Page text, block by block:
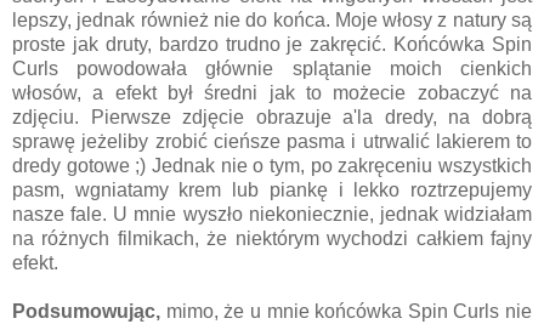
lepszy, jednak również nie do końca. Moje włosy z natury są
proste jak druty, bardzo trudno je zakręcić. Końcówka Spin
Curls powodowała głównie splątanie moich cienkich
włosów, a efekt był średni jak to możecie zobaczyć na
zdjęciu. Pierwsze zdjęcie obrazuje a'la dredy, na dobrą
sprawę jeżeliby zrobić cieńsze pasma i utrwalić lakierem to
dredy gotowe ;) Jednak nie o tym, po zakręceniu wszystkich
pasm, wgniatamy krem lub piankę i lekko roztrzepujemy
nasze fale. U mnie wyszło niekoniecznie, jednak widziałam
na różnych filmikach, że niektórym wychodzi całkiem fajny
efekt.
Podsumowując, mimo, że u mnie końcówka Spin Curls nie